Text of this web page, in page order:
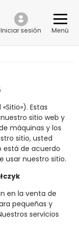
Iniciar sesión Menú
Estas
sitio web y
máquinas y los
sitio, usted
está de acuerdo
usar nuestro sitio.
en la venta de
pequeñas y
servicios